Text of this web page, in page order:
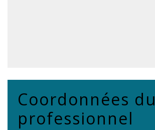
Coordonnées du
professionnel